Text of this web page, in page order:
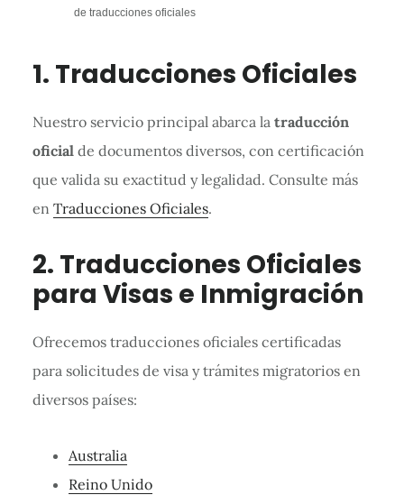
de traducciones oficiales
1. Traducciones Oficiales
Nuestro servicio principal abarca la traducción
oficialde documentos diversos, con certificación
que valida su exactitud y legalidad. Consulte más
en Traducciones Oficiales.
2. Traducciones Oficiales
para Visas e Inmigración
Ofrecemos traducciones oficiales certificadas
para solicitudes de visa y trámites migratorios en
diversos países:
Australia
Reino Unido